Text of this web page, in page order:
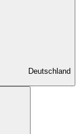
Deutschland